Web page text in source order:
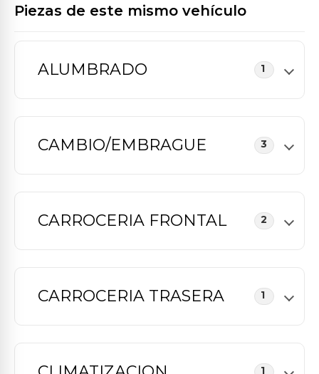
Piezas de este mismo vehículo
ALUMBRADO 1
CAMBIO/EMBRAGUE 3
CARROCERIA FRONTAL 2
CARROCERIA TRASERA 1
1